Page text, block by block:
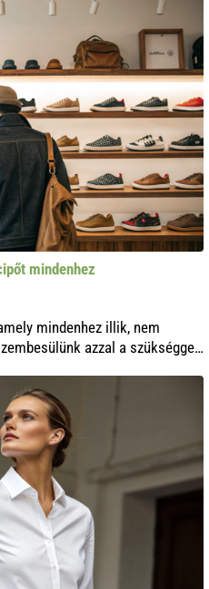
mindenhez
mindenhez illik, nem
azzal a szükséggel,